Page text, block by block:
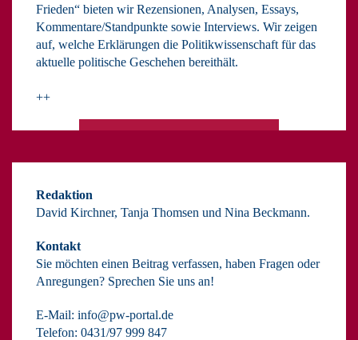
Frieden“ bieten wir Rezensionen, Analysen, Essays,
Kommentare/Standpunkte sowie Interviews. Wir zeigen
auf, welche Erklärungen die Politikwissenschaft für das
aktuelle politische Geschehen bereithält.
++
Redaktion
David Kirchner, Tanja Thomsen und Nina Beckmann.
Kontakt
Sie möchten einen Beitrag verfassen, haben Fragen oder
Anregungen? Sprechen Sie uns an!
E-Mail: info@pw-portal.de
Telefon: 0431/97 999 847